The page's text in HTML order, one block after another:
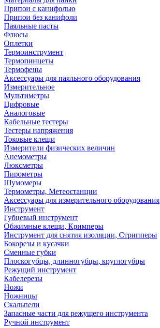
Припои с канифолью
Припои без канифоли
Паяльные пасты
Флюсы
Оплетки
Термоинструмент
Термопинцеты
Термофены
Аксессуары для паяльного оборудования
Измерительное
Мультиметры
Цифровые
Аналоговые
Кабельные тестеры
Тестеры напряжения
Токовые клещи
Измерители физических величин
Анемометры
Люксметры
Пирометры
Шумомеры
Термометры, Метеостанции
Аксессуары для измерительного оборудования
Инструмент
Губцевый инструмент
Обжимные клещи, Кримперы
Инструмент для снятия изоляции, Стрипперы
Бокорезы и кусачки
Сменные губки
Плоскогубцы, длинногубцы, круглогубцы
Режущий инструмент
Кабелерезы
Ножи
Ножницы
Скальпели
Запасные части для режущего инструмента
Ручной инструмент